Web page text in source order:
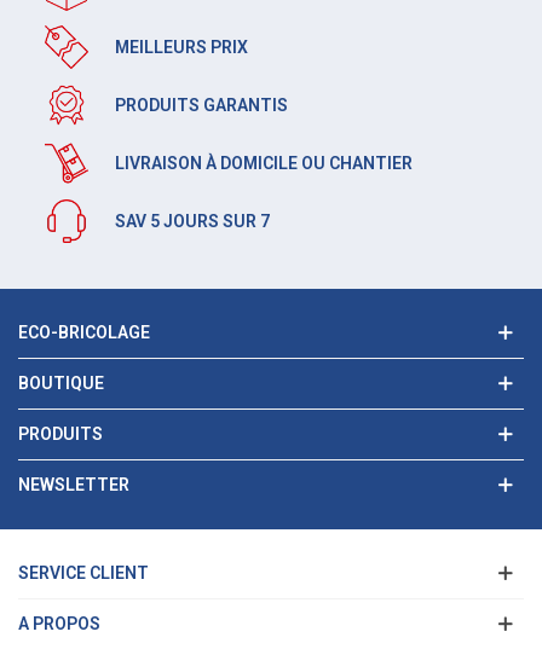
MEILLEURS PRIX
PRODUITS GARANTIS
LIVRAISON À DOMICILE OU CHANTIER
SAV 5 JOURS SUR 7
ECO-BRICOLAGE
BOUTIQUE
PRODUITS
NEWSLETTER
SERVICE CLIENT
A PROPOS